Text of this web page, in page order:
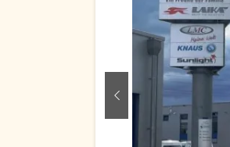
zurück